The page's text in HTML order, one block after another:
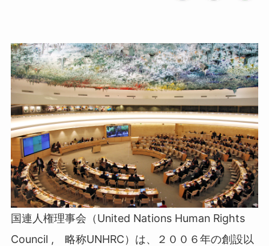
国連人権理事会（United Nations Human Rights
Council , 略称UNHRC）は、２００６年の創設以